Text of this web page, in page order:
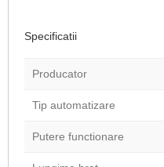
Specificatii
Producator
Tip automatizare
Putere functionare